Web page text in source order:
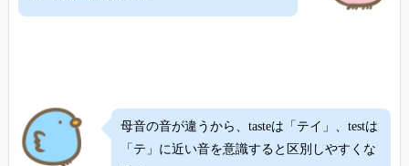
母音の音が違うから、tasteは「テイ」、testは
「テ」に近い音を意識すると区別しやすくな